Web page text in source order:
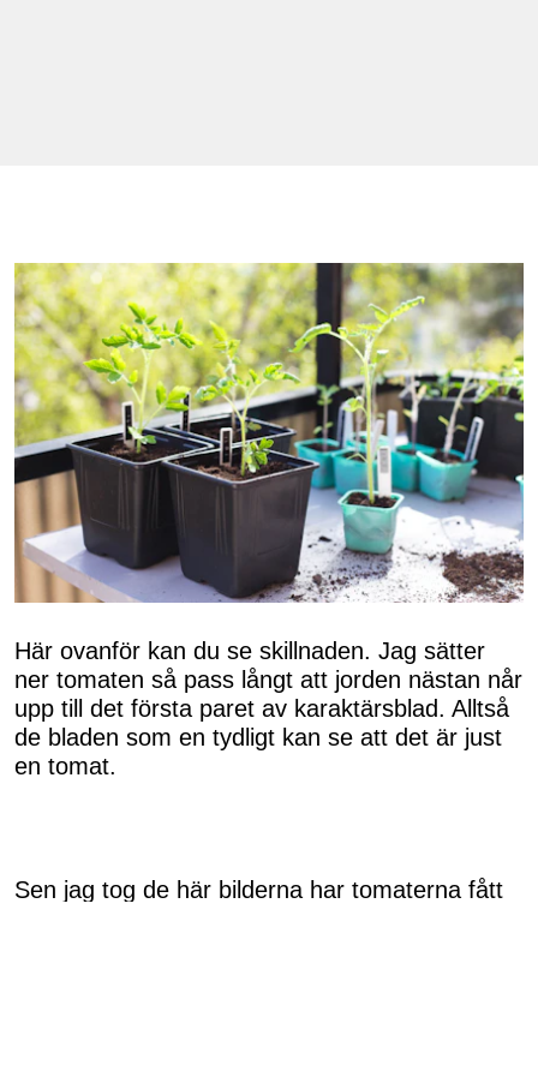
Här ovanför kan du se skillnaden. Jag sätter
ner tomaten så pass långt att jorden nästan når
upp till det första paret av karaktärsblad. Alltså
de bladen som en tydligt kan se att det är just
en tomat.
Sen jag tog de här bilderna har tomaterna fått